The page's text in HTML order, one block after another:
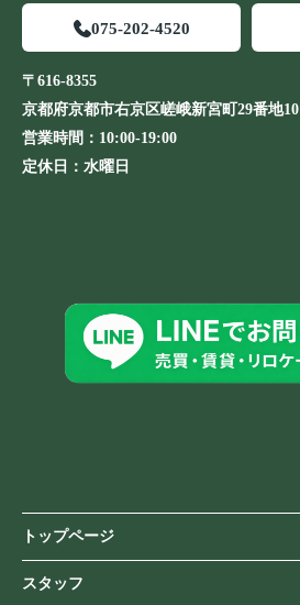
075-202-4520
〒616-8355
京都府京都市右京区嵯峨新宮町29番地10
営業時間： 10:00-19:00
定休日： 水曜日
トップページ
スタッフ